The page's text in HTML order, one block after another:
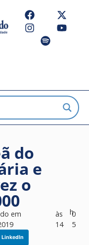
do
e
o
em
às
14
h0
5
LinkedIn